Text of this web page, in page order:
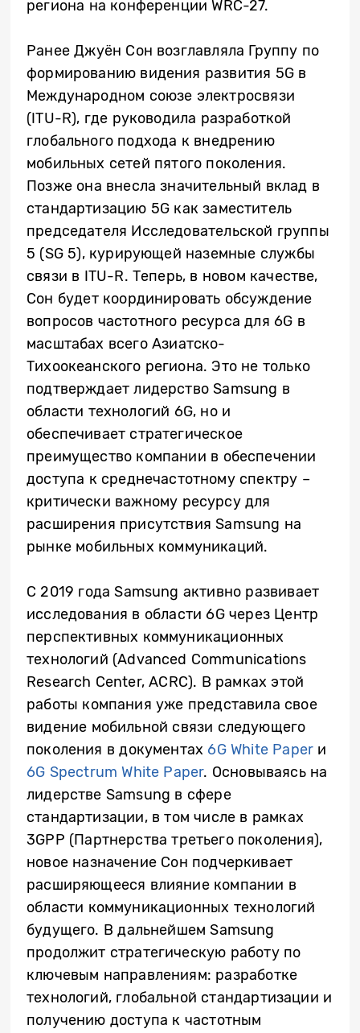
региона на конференции WRC-27.
Ранее Джуён Сон возглавляла Группу по
формированию видения развития 5G в
Международном союзе электросвязи
(ITU-R), где руководила разработкой
глобального подхода к внедрению
мобильных сетей пятого поколения.
Позже она внесла значительный вклад в
стандартизацию 5G как заместитель
председателя Исследовательской группы
5 (SG 5), курирующей наземные службы
связи в ITU-R. Теперь, в новом качестве,
Сон будет координировать обсуждение
вопросов частотного ресурса для 6G в
масштабах всего Азиатско-
Тихоокеанского региона. Это не только
подтверждает лидерство Samsung в
области технологий 6G, но и
обеспечивает стратегическое
преимущество компании в обеспечении
доступа к среднечастотному спектру –
критически важному ресурсу для
расширения присутствия Samsung на
рынке мобильных коммуникаций.
С 2019 года Samsung активно развивает
исследования в области 6G через Центр
перспективных коммуникационных
технологий (Advanced Communications
Research Center, ACRC). В рамках этой
работы компания уже представила свое
видение мобильной связи следующего
поколения в документах 6G White Paper и
6G Spectrum White Paper. Основываясь на
лидерстве Samsung в сфере
стандартизации, в том числе в рамках
3GPP (Партнерства третьего поколения),
новое назначение Сон подчеркивает
расширяющееся влияние компании в
области коммуникационных технологий
будущего. В дальнейшем Samsung
продолжит стратегическую работу по
ключевым направлениям: разработке
технологий, глобальной стандартизации и
получению доступа к частотным